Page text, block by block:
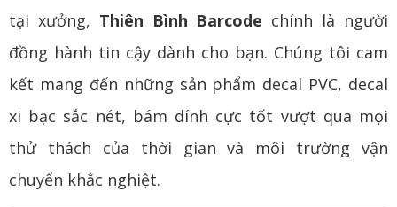
tại xưởng, Thiên Bình Barcode chính là người
đồng hành tin cậy dành cho bạn. Chúng tôi cam
kết mang đến những sản phẩm decal PVC, decal
xi bạc sắc nét, bám dính cực tốt vượt qua mọi
thử thách của thời gian và môi trường vận
chuyển khắc nghiệt.